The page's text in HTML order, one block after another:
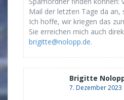
Mail der letzten Tage da an,
Ich hoffe, wir kriegen das
Sie erreichen mich auch
brigitte@nolopp.de.
Brigitte
7. Dezember 2023